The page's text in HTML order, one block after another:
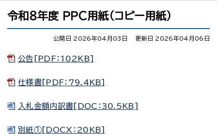
令和８年度 ＰＰＣ用紙（コピー用紙）
公開日 2026年04月03日 更新日 2026年04月06日
公告[PDF：102KB]
仕様書[PDF：79.4KB]
入札金額内訳書[DOC：30.5KB]
別紙①[DOCX：20KB]